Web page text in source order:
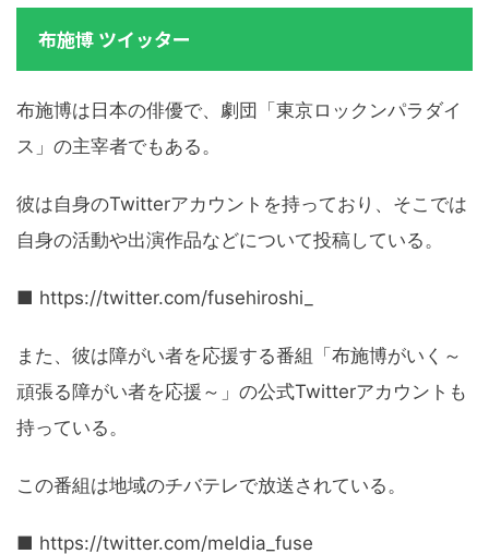
布施博 ツイッター
布施博は日本の俳優で、劇団「東京ロックンパラダイ
ス」の主宰者でもある。
彼は自身のTwitterアカウントを持っており、そこでは
自身の活動や出演作品などについて投稿している。
■ https://twitter.com/fusehiroshi_
また、彼は障がい者を応援する番組「布施博がいく～
頑張る障がい者を応援～」の公式Twitterアカウントも
持っている。
この番組は地域のチバテレで放送されている。
■ https://twitter.com/meldia_fuse